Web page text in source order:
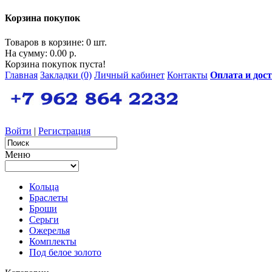
Корзина покупок
Товаров в корзине: 0 шт.
На сумму: 0.00 р.
Корзина покупок пуста!
Главная Закладки (0) Личный кабинет Контакты Оплата и
Войти | Регистрация
Меню
Кольца
Браслеты
Броши
Серьги
Ожерелья
Комплекты
Под белое золото